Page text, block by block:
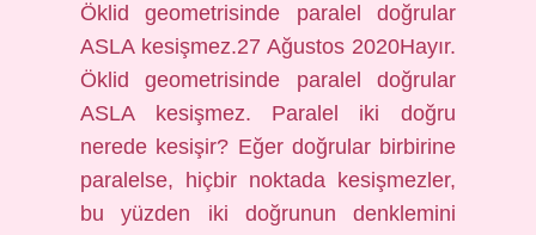
Öklid geometrisinde paralel doğrular
ASLA kesişmez.27 Ağustos 2020Hayır.
Öklid geometrisinde paralel doğrular
ASLA kesişmez. Paralel iki doğru
nerede kesişir? Eğer doğrular birbirine
paralelse, hiçbir noktada kesişmezler,
bu yüzden iki doğrunun denklemini